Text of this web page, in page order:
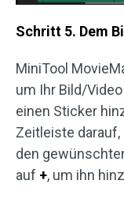
Schritt 5. Dem
MiniTool
um Ihr Bild/
einen Sticker
Zeitleiste darauf,
den
auf +, um ihn